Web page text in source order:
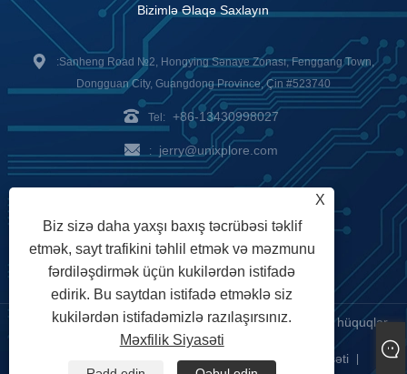
Bizimlə Əlaqə Saxlayın
:Sanheng Road №2, Hongying Sənaye Zonası, Fenggang Town,
Dongguan City, Guangdong Province, Çin #523740
Tel: +86-13430998027
: jerry@unixplore.com
Options
Copyright © 2023 Unixplore Electronics Co., Ltd. Bütün hüquqlar
qorunur
RSS | XML | Məxfilik Siyasəti
X
Biz sizə daha yaxşı baxış təcrübəsi təklif
etmək, sayt trafikini təhlil etmək və məzmunu
fərdiləşdirmək üçün kukilərdən istifadə
edirik. Bu saytdan istifadə etməklə siz
kukilərdən istifadəmizlə razılaşırsınız.
Məxfilik Siyasəti